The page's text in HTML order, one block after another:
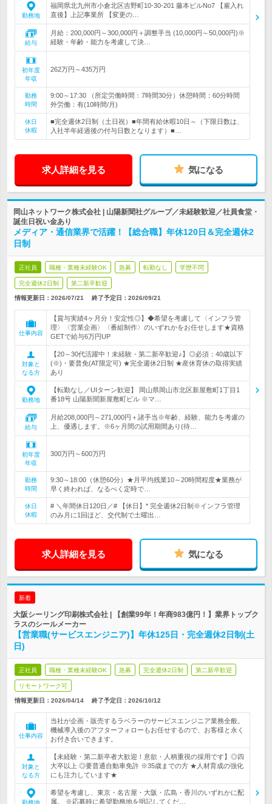
勤務地
福岡県北九州市小倉北区吉野町10-30-201 藤本ビルNo7 【雇入れ
直後】上記事業所 【変更の…
給与
月給：200,000円～300,000円＋調整手当 (10,000円～50,000円)※
経験・年齢・能力を考慮して決…
初年度
年収
262万円～435万円
勤務
時間
9:00～17:30 （所定労働時間：7時間30分）休憩時間：60分時間
外労働：有(10時間/月)
休日
休暇
■完全週休2日制（土日祝）■年間有給休暇10日～（下限日数は、
入社半年経過後の付与日数となります）■…
求人詳細を見る 気になる
岡山ネットワーク株式会社 | 山陽新聞社グループ／未経験歓迎／社員食堂・
誕生日祝い金あり
メディア・通信業界で活躍！【総合職】年休120日＆完全週休2
日制
正社員 職種・業種未経験OK 急募 転勤なし 学歴不問
完全週休2日制 第二新卒歓迎
情報更新日：2026/07/21 終了予定日： 2026/09/21
仕事内容
【賞与実績4ヶ月分！安定性◎】◆希望を考慮して〈インフラ管
理〉〈営業企画〉〈番組制作〉のいずれかをお任せします★資格
GETで給与6万円UP
対象と
なる方
【20～30代活躍中！未経験・第二新卒歓迎♪】◎必須：40歳以下
(※)・要普免(AT限定可) ★完全週休2日制 ★産休育休の取得実績
あり
勤務地
【転勤なし／UIターン歓迎】 岡山県岡山市北区新屋敷町1丁目1
番18号 山陽新聞新屋敷町ビル ※マ…
給与
月給208,000円～271,000円＋諸手当※年齢、経験、能力を考慮の
上、優遇します。※6ヶ月間の試用期間あり(待…
初年度
年収
300万円～600万円
勤務
時間
9:30～18:00（休憩60分）★月平均残業10～20時間程度★業務が
早く終われば、なるべく定時で…
休日
休暇
# ＼年間休日120日／# 【休日】* 完全週休2日制※インフラ管理
のみ月に1回ほど、交代制で土曜出…
求人詳細を見る 気になる
新着
大阪シーリング印刷株式会社 | 【創業99年！年商983億円！】業界トップク
ラスのシールメーカー
【営業職(サービスエンジニア)】年休125日・完全週休2日制(土
日)
正社員 職種・業種未経験OK 急募 完全週休2日制 第二新卒歓迎
リモートワーク可
情報更新日：2026/04/14 終了予定日： 2026/10/12
仕事内容
当社が企画・販売するラベラーのサービスエンジニア業務全般。
機械導入後のアフターフォローもお任せするので、お客様と永く
お付き合いできます。
対象と
なる方
【未経験・第二新卒者大歓迎！意欲・人柄重視の採用です】◎四
大卒以上 ◎要普通自動車免許 ※35歳までの方 ★人材育成の強化
にも注力しています★
勤務地
希望を考慮し、東京・名古屋・大阪・広島・香川のいずれかに配
属。 ※応募時に希望勤務地を明記してくだ…